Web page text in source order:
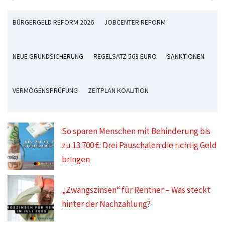
BÜRGERGELD REFORM 2026 JOBCENTER REFORM
NEUE GRUNDSICHERUNG REGELSATZ 563 EURO SANKTIONEN
VERMÖGENSPRÜFUNG ZEITPLAN KOALITION
So sparen Menschen mit Behinderung bis
zu 13.700 €: Drei Pauschalen die richtig Geld
bringen
„Zwangszinsen“ für Rentner – Was steckt
hinter der Nachzahlung?